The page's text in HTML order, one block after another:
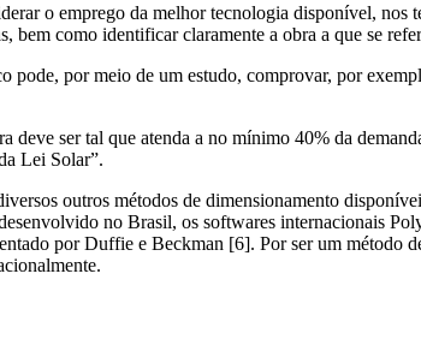
o emprego da melhor tecnologia disponível, nos
bem como identificar claramente a obra a que se
pode, por meio de um estudo, comprovar, por
deve ser tal que atenda a no mínimo 40% da
Lei Solar”.
outros métodos de dimensionamento
no Brasil, os softwares internacionais
por Duffie e Beckman [6]. Por ser um método